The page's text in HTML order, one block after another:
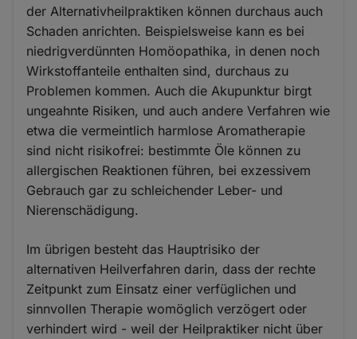
der Alternativheilpraktiken können durchaus auch
Schaden anrichten. Beispielsweise kann es bei
niedrigverdünnten Homöopathika, in denen noch
Wirkstoffanteile enthalten sind, durchaus zu
Problemen kommen. Auch die Akupunktur birgt
ungeahnte Risiken, und auch andere Verfahren wie
etwa die vermeintlich harmlose Aromatherapie
sind nicht risikofrei: bestimmte Öle können zu
allergischen Reaktionen führen, bei exzessivem
Gebrauch gar zu schleichender Leber- und
Nierenschädigung.
Im übrigen besteht das Hauptrisiko der
alternativen Heilverfahren darin, dass der rechte
Zeitpunkt zum Einsatz einer verfüglichen und
sinnvollen Therapie womöglich verzögert oder
verhindert wird - weil der Heilpraktiker nicht über